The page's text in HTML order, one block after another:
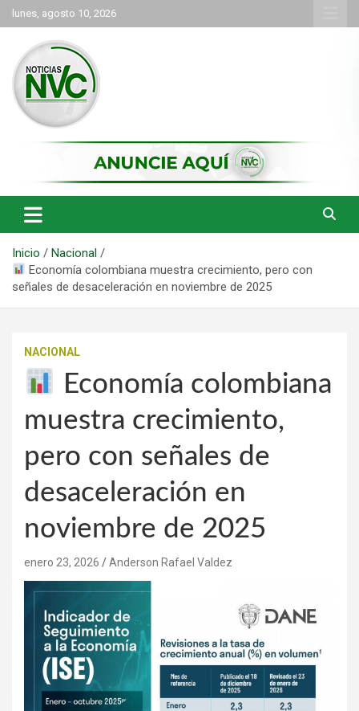
Saltar
al
contenido
lunes, agosto 10, 2026
NVC Noticias
Inicio
Nacional
Economía colombiana muestra crecimiento, pero con
señales de desaceleración en noviembre de 2025
NACIONAL
Economía colombiana
muestra crecimiento,
pero con señales de
desaceleración en
noviembre de 2025
enero 23, 2026 Anderson Rafael Valdez